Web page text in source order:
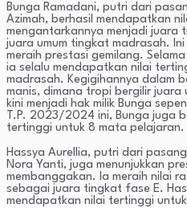
Bunga Ramadani, putri dari
Azimah, berhasil mendapatkan
mengantarkannya menjadi juara
juara umum tingkat madrasah.
meraih prestasi gemilang.
ia selalu mendapatkan nilai
madrasah. Kegigihannya dalam
manis, dimana tropi bergilir juara
kini menjadi hak milik Bunga
T.P. 2023/2024 ini, Bunga juga
tertinggi untuk 8 mata pelajaran.
Hassya Aurellia, putri dari
Nora Yanti, juga menunjukkan
membanggakan. Ia meraih nilai
sebagai juara tingkat fase E.
mendapatkan nilai tertinggi